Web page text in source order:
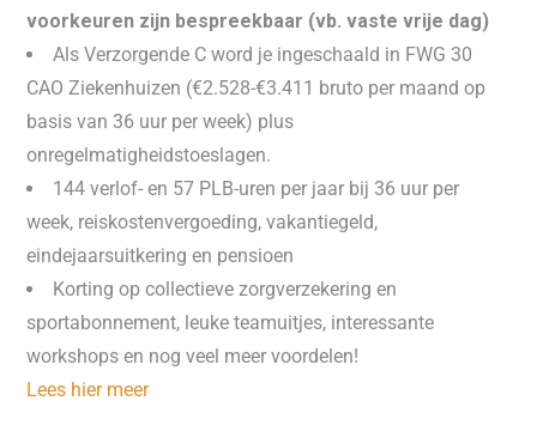
voorkeuren zijn bespreekbaar (vb. vaste vrije dag)
Als Verzorgende C word je ingeschaald in FWG 30
CAO Ziekenhuizen (€2.528-€3.411 bruto per maand op
basis van 36 uur per week) plus
onregelmatigheidstoeslagen.
144 verlof- en 57 PLB-uren per jaar bij 36 uur per
week, reiskostenvergoeding, vakantiegeld,
eindejaarsuitkering en pensioen
Korting op collectieve zorgverzekering en
sportabonnement, leuke teamuitjes, interessante
workshops en nog veel meer voordelen!
Lees hier meer